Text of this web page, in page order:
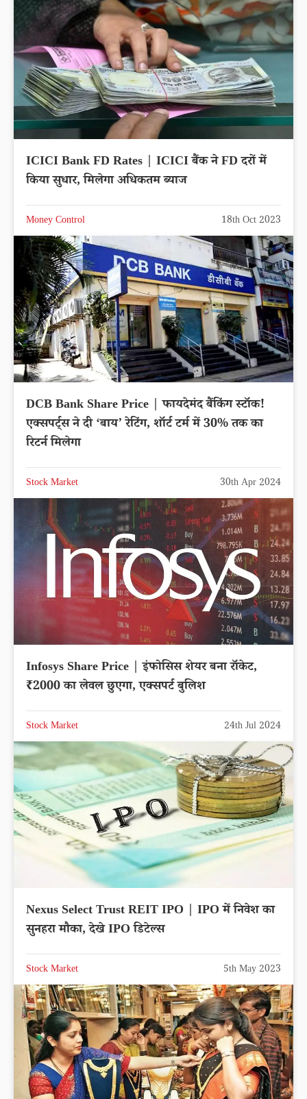
ICICI Bank FD Rates | ICICI बैंक ने FD दरों में
किया सुधार, मिलेगा अधिकतम ब्याज
Money Control 18th Oct 2023
DCB Bank Share Price | फायदेमंद बैंकिंग स्टॉक!
एक्सपर्ट्स ने दी ‘बाय’ रेटिंग, शॉर्ट टर्म में 30% तक का
रिटर्न मिलेगा
Stock Market 30th Apr 2024
Infosys Share Price | इंफोसिस शेयर बना रॉकेट,
₹2000 का लेवल छुएगा, एक्सपर्ट बुलिश
Stock Market 24th Jul 2024
Nexus Select Trust REIT IPO | IPO में निवेश का
सुनहरा मौका, देखे IPO डिटेल्स
Stock Market 5th May 2023